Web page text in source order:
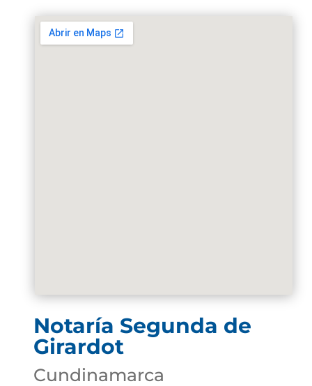
Notaría Segunda de
Girardot
Cundinamarca